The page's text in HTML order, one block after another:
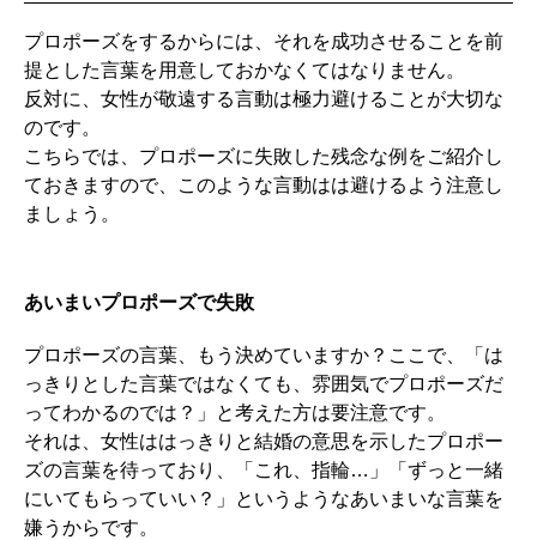
プロポーズをするからには、それを成功させることを前
提とした言葉を用意しておかなくてはなりません。
反対に、女性が敬遠する言動は極力避けることが大切な
のです。
こちらでは、プロポーズに失敗した残念な例をご紹介し
ておきますので、このような言動はは避けるよう注意し
ましょう。
あいまいプロポーズで失敗
プロポーズの言葉、もう決めていますか？ここで、「は
っきりとした言葉ではなくても、雰囲気でプロポーズだ
ってわかるのでは？」と考えた方は要注意です。
それは、女性ははっきりと結婚の意思を示したプロポー
ズの言葉を待っており、「これ、指輪…」「ずっと一緒
にいてもらっていい？」というようなあいまいな言葉を
嫌うからです。